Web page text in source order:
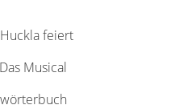
feiert
Musical